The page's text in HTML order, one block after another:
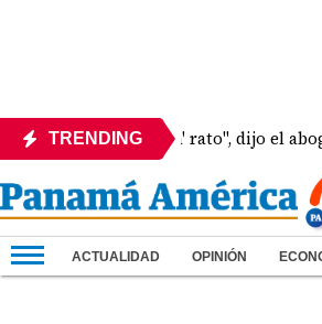
TRENDING
Martinelli pa' rato", dijo el abogado
ACTUALIDAD OPINIÓN